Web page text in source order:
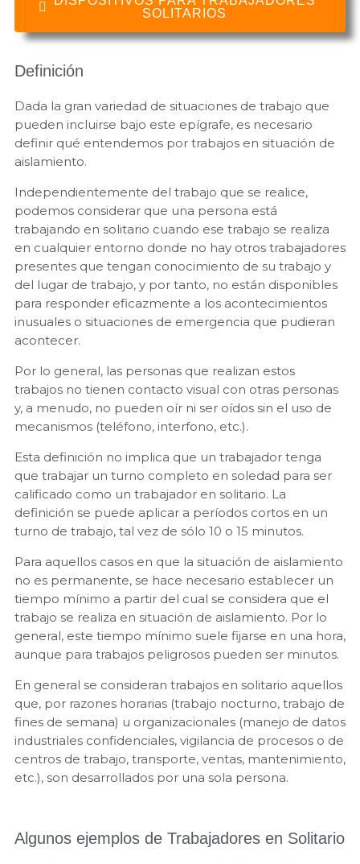
SOLITARIOS
Definición
Dada la gran variedad de situaciones de trabajo que
pueden incluirse bajo este epígrafe, es necesario
definir qué entendemos por trabajos en situación de
aislamiento.
Independientemente del trabajo que se realice,
podemos considerar que una persona está
trabajando en solitario cuando ese trabajo se realiza
en cualquier entorno donde no hay otros trabajadores
presentes que tengan conocimiento de su trabajo y
del lugar de trabajo, y por tanto, no están disponibles
para responder eficazmente a los acontecimientos
inusuales o situaciones de emergencia que pudieran
acontecer.
Por lo general, las personas que realizan estos
trabajos no tienen contacto visual con otras personas
y, a menudo, no pueden oír ni ser oídos sin el uso de
mecanismos (teléfono, interfono, etc.).
Esta definición no implica que un trabajador tenga
que trabajar un turno completo en soledad para ser
calificado como un trabajador en solitario. La
definición se puede aplicar a períodos cortos en un
turno de trabajo, tal vez de sólo 10 o 15 minutos.
Para aquellos casos en que la situación de aislamiento
no es permanente, se hace necesario establecer un
tiempo mínimo a partir del cual se considera que el
trabajo se realiza en situación de aislamiento. Por lo
general, este tiempo mínimo suele fijarse en una hora,
aunque para trabajos peligrosos pueden ser minutos.
En general se consideran trabajos en solitario aquellos
que, por razones horarias (trabajo nocturno, trabajo de
fines de semana) u organizacionales (manejo de datos
industriales confidenciales, vigilancia de procesos o de
centros de trabajo, transporte, ventas, mantenimiento,
etc.), son desarrollados por una sola persona.
Algunos ejemplos de Trabajadores en Solitario